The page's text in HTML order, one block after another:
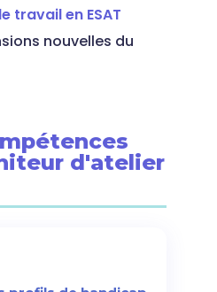
travail en ESAT
nouvelles du
d'atelier